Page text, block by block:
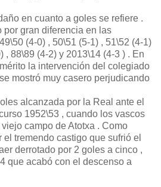
en cuanto a goles se refiere .
por gran diferencia en las
(4-0) , 50\51 (5-1) , 51\52 (4-1)
, 88\89 (4-2) y 2013\14 (4-3 ) . En
la intervención del colegiado
mostró muy casero perjudicando
alcanzada por la Real ante el
1952\53 , cuando los vascos
campo de Atotxa . Como
tremendo castigo que sufrió el
derrotado por 2 goles a cinco ,
que acabó con el descenso a